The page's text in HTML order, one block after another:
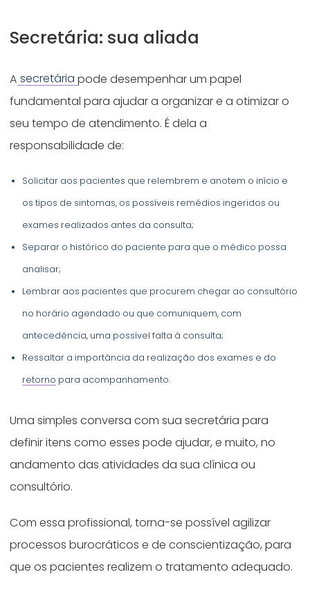
Secretária: sua aliada
A secretáriapode desempenhar um papel
fundamental para ajudar a organizar e a otimizar o
seu tempo de atendimento. É dela a
responsabilidade de:
Solicitar aos pacientes que relembrem e anotem o início e
os tipos de sintomas, os possíveis remédios ingeridos ou
exames realizados antes da consulta;
Separar o histórico do paciente para que o médico possa
analisar;
Lembrar aos pacientes que procurem chegar ao consultório
no horário agendado ou que comuniquem, com
antecedência, uma possível falta à consulta;
Ressaltar a importância da realização dos exames e do
retorno para acompanhamento.
Uma simples conversa com sua secretária para
definir itens como esses pode ajudar, e muito, no
andamento das atividades da sua clínica ou
consultório.
Com essa profissional, torna-se possível agilizar
processos burocráticos e de conscientização, para
que os pacientes realizem o tratamento adequado.